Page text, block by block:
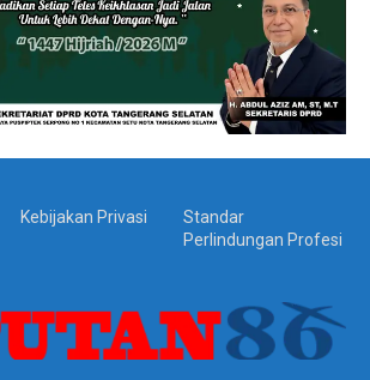
Kebijakan Privasi
Standar
Perlindungan Profesi